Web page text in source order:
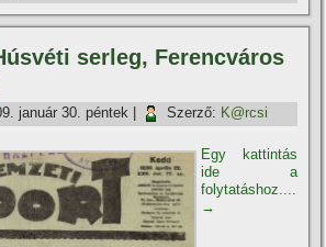
serleg, Ferencváros
január 30. péntek Szerző: K@rcsi
Egy kattintás
ide a
folytatáshoz....
→